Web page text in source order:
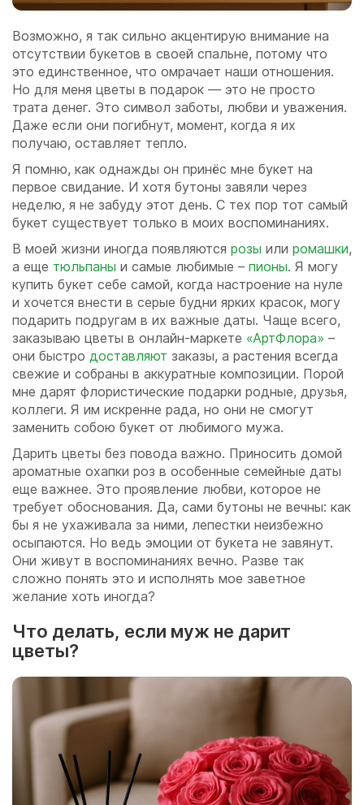
Возможно, я так сильно акцентирую внимание на
отсутствии букетов в своей спальне, потому что
это единственное, что омрачает наши отношения.
Но для меня цветы в подарок — это не просто
трата денег. Это символ заботы, любви и уважения.
Даже если они погибнут, момент, когда я их
получаю, оставляет тепло.
Я помню, как однажды он принёс мне букет на
первое свидание. И хотя бутоны завяли через
неделю, я не забуду этот день. С тех пор тот самый
букет существует только в моих воспоминаниях.
В моей жизни иногда появляются розы или ромашки,
а еще тюльпаны и самые любимые – пионы. Я могу
купить букет себе самой, когда настроение на нуле
и хочется внести в серые будни ярких красок, могу
подарить подругам в их важные даты. Чаще всего,
заказываю цветы в онлайн-маркете «АртФлора» –
они быстро доставляют заказы, а растения всегда
свежие и собраны в аккуратные композиции. Порой
мне дарят флористические подарки родные, друзья,
коллеги. Я им искренне рада, но они не смогут
заменить собою букет от любимого мужа.
Дарить цветы без повода важно. Приносить домой
ароматные охапки роз в особенные семейные даты
еще важнее. Это проявление любви, которое не
требует обоснования. Да, сами бутоны не вечны: как
бы я не ухаживала за ними, лепестки неизбежно
осыпаются. Но ведь эмоции от букета не завянут.
Они живут в воспоминаниях вечно. Разве так
сложно понять это и исполнять мое заветное
желание хоть иногда?
Что делать, если муж не дарит
цветы?